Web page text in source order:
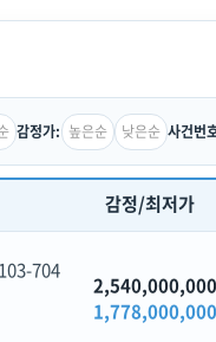
감정가: 높은순 낮은순 사건번
감정/최저가
704
2,540,000,000
1,778,000,000